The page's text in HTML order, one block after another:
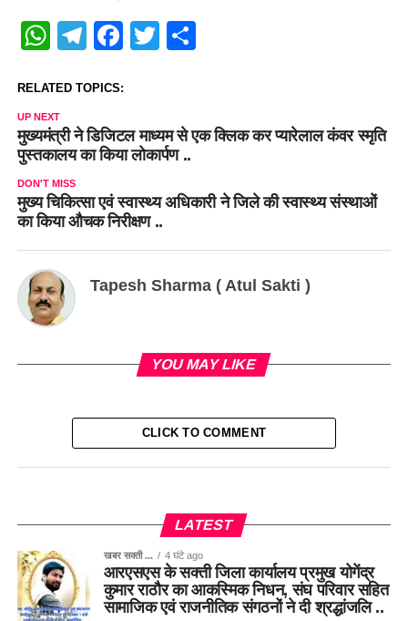
WhatsApp
Telegram
Facebook
Twitter
Share
RELATED TOPICS:
UP NEXT
मुख्यमंत्री ने डिजिटल माध्यम से एक क्लिक कर प्यारेलाल कंवर स्मृति
पुस्तकालय का किया लोकार्पण ..
DON'T MISS
मुख्य चिकित्सा एवं स्वास्थ्य अधिकारी ने जिले की स्वास्थ्य संस्थाओं
का किया औचक निरीक्षण ..
Tapesh Sharma ( Atul Sakti )
YOU MAY LIKE
CLICK TO COMMENT
LATEST
खबर सक्ती ... 4 घंटे ago
आरएसएस के सक्ती जिला कार्यालय प्रमुख योगेंद्र
कुमार राठौर का आकस्मिक निधन, संघ परिवार सहित
सामाजिक एवं राजनीतिक संगठनों ने दी श्रद्धांजलि ..